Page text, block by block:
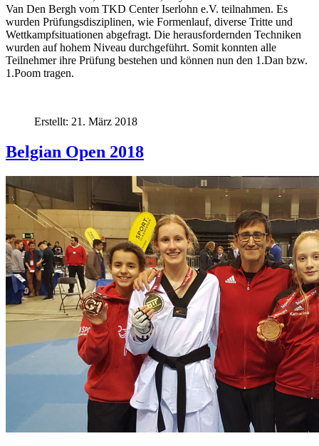
Van Den Bergh vom TKD Center Iserlohn e.V. teilnahmen. Es
wurden Prüfungsdisziplinen, wie Formenlauf, diverse Tritte und
Wettkampfsituationen abgefragt. Die herausfordernden Techniken
wurden auf hohem Niveau durchgeführt. Somit konnten alle
Teilnehmer ihre Prüfung bestehen und können nun den 1.Dan bzw.
1.Poom tragen.
Erstellt: 21. März 2018
Belgian Open 2018